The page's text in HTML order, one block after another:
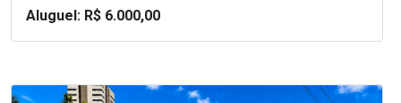
Aluguel: R$ 6.000,00